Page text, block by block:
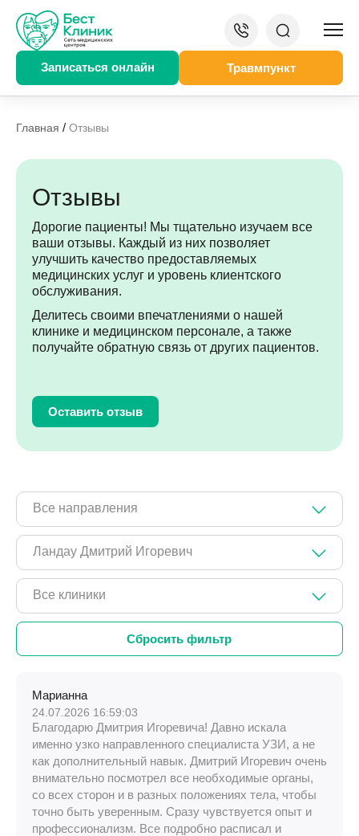
Записаться онлайн Травмпункт
Главная / Отзывы
Отзывы
Дорогие пациенты! Мы тщательно изучаем все
ваши отзывы. Каждый из них позволяет
улучшить качество предоставляемых
медицинских услуг и уровень клиентского
обслуживания.
Делитесь своими впечатлениями о нашей
клинике и медицинском персонале, а также
получайте обратную связь от других пациентов.
Оставить отзыв
Все направления
Ландау Дмитрий Игоревич
Все клиники
Марианна
24.07.2026 16:59:03
Благодарю Дмитрия Игоревича! Давно искала
именно узко направленного специалиста УЗИ, а не
как дополнительный навык. Дмитрий Игоревич очень
внимательно посмотрел все необходимые органы,
со всех сторон и в разных положениях тела, чтобы
точно быть уверенным. Сразу чувствуется опыт и
профессионализм. Все подробно расписал и